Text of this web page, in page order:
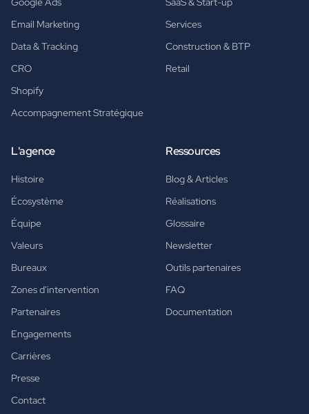
Email Marketing
Data & Tracking
CRO
Shopify
Accompagnement Stratégique
Services
Construction & BTP
Retail
L'agence
Histoire
Écosystème
Équipe
Valeurs
Bureaux
Zones d'intervention
Partenaires
Engagements
Carrières
Presse
Contact
Ressources
Blog & Articles
Réalisations
Glossaire
Newsletter
Outils partenaires
FAQ
Documentation